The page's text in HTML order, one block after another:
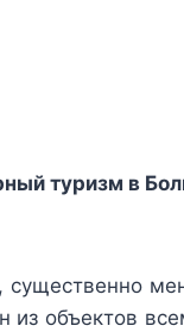
туризм в
существенно
из объектов